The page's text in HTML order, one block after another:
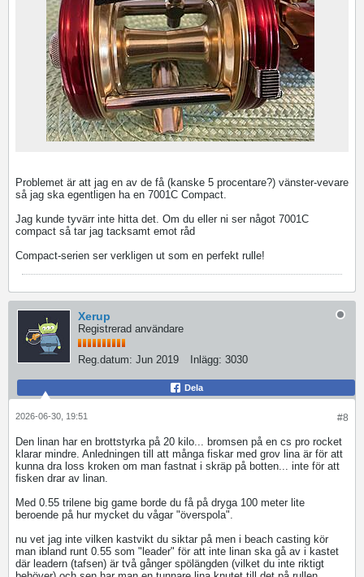
Problemet är att jag en av de få (kanske 5 procentare?) vänster-vevare
så jag ska egentligen ha en 7001C Compact.
Jag kunde tyvärr inte hitta det. Om du eller ni ser något 7001C
compact så tar jag tacksamt emot råd
Compact-serien ser verkligen ut som en perfekt rulle!
Xerup
Registrerad användare
Reg.datum: Jun 2019 Inlägg: 3030
Dela
#8
2026-06-30, 19:51
Den linan har en brottstyrka på 20 kilo... bromsen på en cs pro rocket
klarar mindre. Anledningen till att många fiskar med grov lina är för att
kunna dra loss kroken om man fastnat i skräp på botten... inte för att
fisken drar av linan.
Med 0.55 trilene big game borde du få på dryga 100 meter lite
beroende på hur mycket du vågar "överspola".
nu vet jag inte vilken kastvikt du siktar på men i beach casting kör
man ibland runt 0.55 som "leader" för att inte linan ska gå av i kastet
där leadern (tafsen) är två gånger spölängden (vilket du inte riktigt